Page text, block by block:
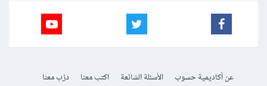
عن أكاديمية حسوب الأسئلة الشائعة اكتب معنا
درّب معنا